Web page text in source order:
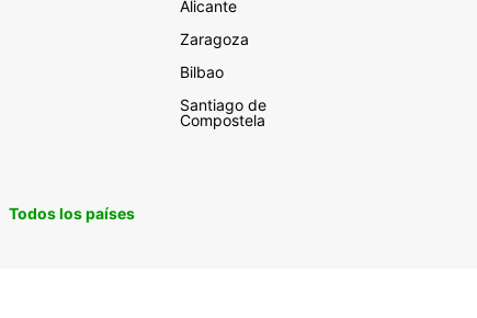
Alicante
Zaragoza
Bilbao
Santiago de
Compostela
Todos los países